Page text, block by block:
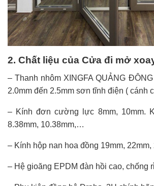
2. Chất liệu của Cửa đi mở
– Thanh nhôm XINGFA QUẢNG ĐÔNG
2.0mm đến 2.5mm sơn tĩnh điện ( cánh
– Kính đơn cường lực 8mm, 10mm.
8.38mm, 10.38mm,…
– Kính hộp nan hoa đồng 19mm,
– Hệ gioăng EPDM đàn hồi cao, chống